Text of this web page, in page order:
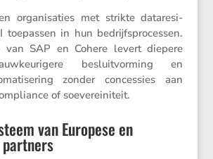
organi­sa­ties met strikte datare­si­
toepassen in hun bedrijfs­pro­cessen.
van SAP en Cohere levert diepere
besluit­vor­ming en
zonder conces­sies aan
of soevereiniteit.
van Europese en